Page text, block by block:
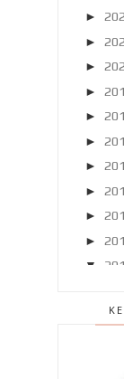
►
►
►
►
►
►
►
►
►
►
▼
►